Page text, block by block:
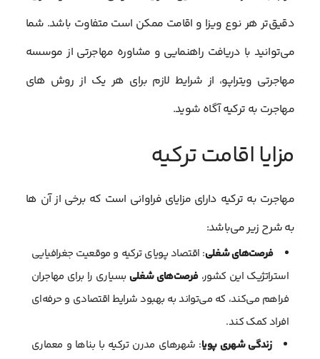
دقیق‌تر هر نوع ویزا و اقامت ممکن است متفاوت باشد. شما
می‌توانید با دریافت راهنمایی و مشاوره مهاجرتی از موسسه
مهاجرتی ویتراپو، از شرایط لازم برای هر یک از روش های
مهاجرت به ترکیه آگاه شوید.
مزایا اقامت ترکیه
مهاجرت به ترکیه دارای مزایای فراوانی است که برخی از آن ها
به شرح زیر می‌باشد:
فرصت‌های شغلی: اقتصاد پویای ترکیه و موقعیت جغرافیایی
استراتژیک این کشور،فرصت‌های شغلی بسیاری را برای مهاجران
فراهم می‌کند، که می‌تواند به بهبود شرایط اقتصادی و حرفه‌ای
افراد کمک کند.
زندگی شهری پویا: شهرهای مدرن ترکیه با بناها و معماری